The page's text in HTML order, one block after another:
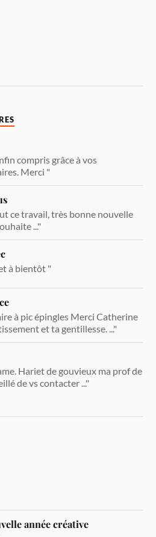
compris grâce à vos
Merci "
ce travail, très bonne nouvelle
..."
à bientôt "
à pic épingles Merci Catherine
et ta gentillesse. ..."
Hariet de gouvieux ma prof de
de vs contacter ..."
année créative